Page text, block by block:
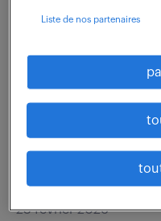
attaché
23 février 2026
Liste de nos partenaires